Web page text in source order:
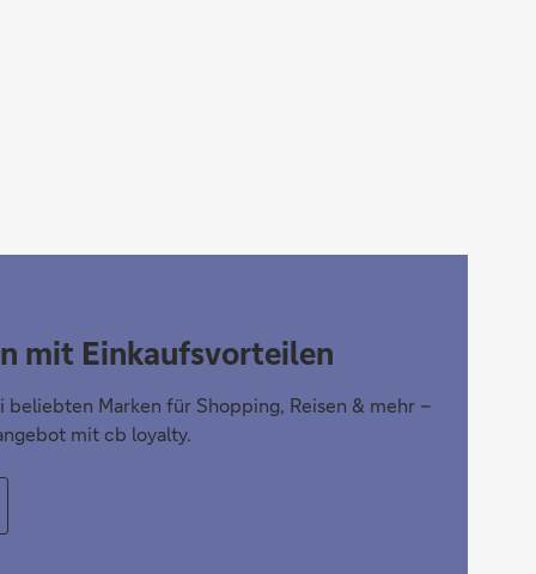
mit Einkaufsvorteilen
Marken für Shopping, Reisen & mehr –
mit cb loyalty.